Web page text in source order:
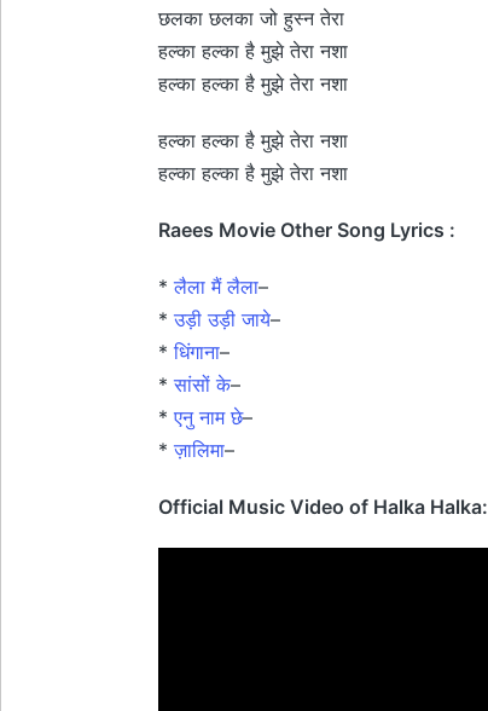
छलका छलका जो हुस्न तेरा
हल्का हल्का है मुझे तेरा नशा
हल्का हल्का है मुझे तेरा नशा
हल्का हल्का है मुझे तेरा नशा
हल्का हल्का है मुझे तेरा नशा
Raees Movie Other Song Lyrics :
*लैला मैं लैला–
*उड़ी उड़ी जाये–
*धिंगाना–
*सांसों के–
*एनु नाम छे–
*ज़ालिमा–
Official Music Video of Halka Halka: